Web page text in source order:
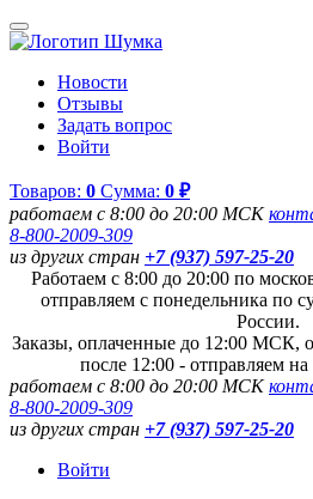
Новости
Отзывы
Задать вопрос
Войти
Товаров: 0 Сумма: 0 ₽
работаем с 8:00 до 20:00 МСК
8-800-2009-309
из других стран +7 (937) 597-25-20
Работаем с 8:00 до 20:00 по
отправляем с понедельника по
России.
Заказы, оплаченные до 12:00 МСК,
после 12:00 - отправляем
работаем с 8:00 до 20:00 МСК
8-800-2009-309
из других стран +7 (937) 597-25-20
Войти